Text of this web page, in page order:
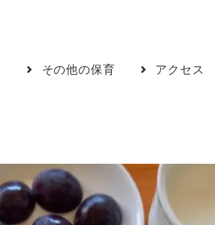
その他の保育 アクセス